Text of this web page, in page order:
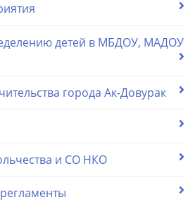
детей в МБДОУ, МАДОУ
города Ак-Довурак
и СО НКО